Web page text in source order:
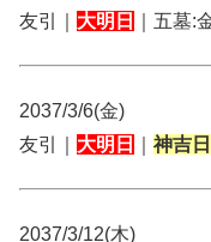
友引｜ 大明日 ｜五墓:
2037/3/6(金)
友引｜ 大明日 神吉日
2037/3/12(木)